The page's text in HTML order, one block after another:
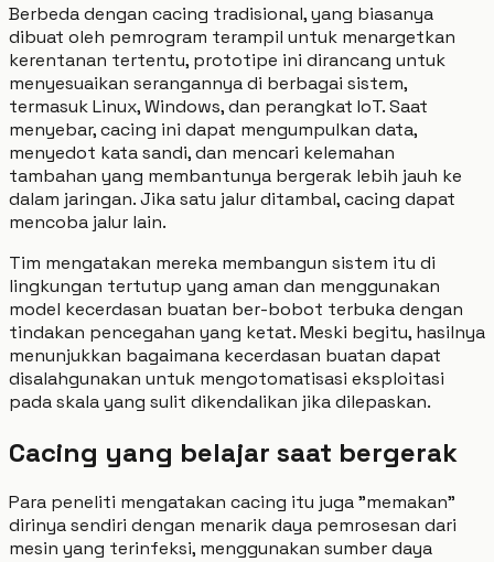
Berbeda dengan cacing tradisional, yang biasanya
dibuat oleh pemrogram terampil untuk menargetkan
kerentanan tertentu, prototipe ini dirancang untuk
menyesuaikan serangannya di berbagai sistem,
termasuk Linux, Windows, dan perangkat IoT. Saat
menyebar, cacing ini dapat mengumpulkan data,
menyedot kata sandi, dan mencari kelemahan
tambahan yang membantunya bergerak lebih jauh ke
dalam jaringan. Jika satu jalur ditambal, cacing dapat
mencoba jalur lain.
Tim mengatakan mereka membangun sistem itu di
lingkungan tertutup yang aman dan menggunakan
model kecerdasan buatan ber-bobot terbuka dengan
tindakan pencegahan yang ketat. Meski begitu, hasilnya
menunjukkan bagaimana kecerdasan buatan dapat
disalahgunakan untuk mengotomatisasi eksploitasi
pada skala yang sulit dikendalikan jika dilepaskan.
Cacing yang belajar saat bergerak
Para peneliti mengatakan cacing itu juga "memakan"
dirinya sendiri dengan menarik daya pemrosesan dari
mesin yang terinfeksi, menggunakan sumber daya